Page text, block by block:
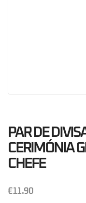
PAR DE
CERIMÓNIA
CHEFE
€11.90